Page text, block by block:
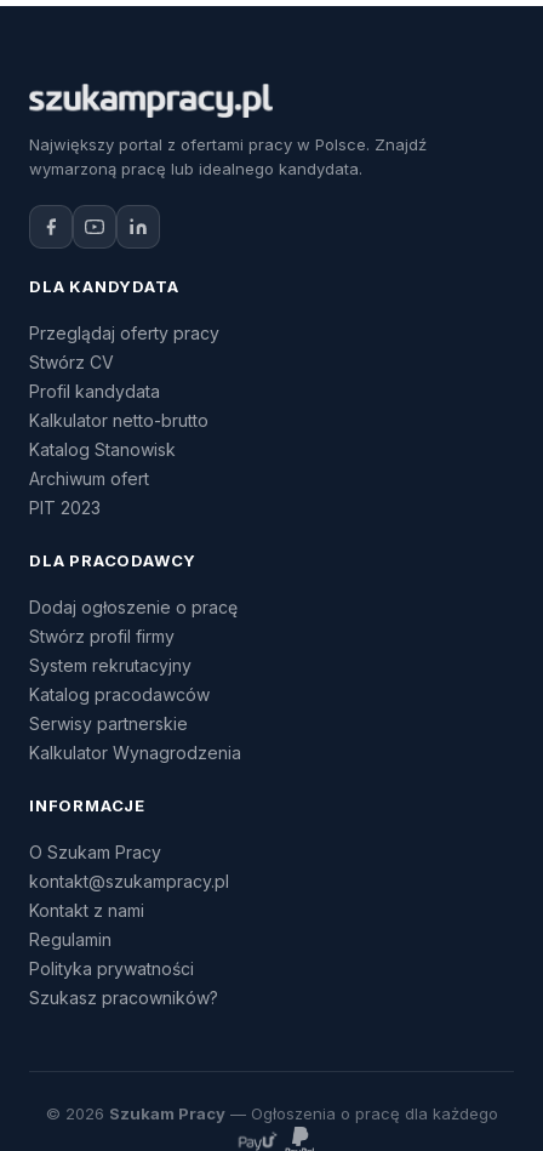
Największy portal z ofertami pracy w Polsce. Znajdź
wymarzoną pracę lub idealnego kandydata.
DLA KANDYDATA
Przeglądaj oferty pracy
Stwórz CV
Profil kandydata
Kalkulator netto-brutto
Katalog Stanowisk
Archiwum ofert
PIT 2023
DLA PRACODAWCY
Dodaj ogłoszenie o pracę
Stwórz profil firmy
System rekrutacyjny
Katalog pracodawców
Serwisy partnerskie
Kalkulator Wynagrodzenia
INFORMACJE
O Szukam Pracy
kontakt@szukampracy.pl
Kontakt z nami
Regulamin
Polityka prywatności
Szukasz pracowników?
© 2026 Szukam Pracy— Ogłoszenia o pracę dla każdego